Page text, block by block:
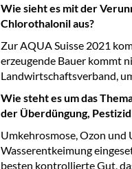
Wie sieht es mit der
Chlorothalonil aus?
Zur AQUA Suisse 2021
erzeugende Bauer kommt
Landwirtschaftsverband,
Wie steht es um das
der Überdüngung,
Umkehrosmose, Ozon
Wasserentkeimung
besten kontrollierte Gut,